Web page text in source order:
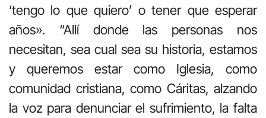
‘tengo lo que quiero’ o tener que esperar
años». “Allí donde las personas nos
necesitan, sea cual sea su historia, estamos
y queremos estar como Iglesia, como
comunidad cristiana, como Cáritas, alzando
la voz para denunciar el sufrimiento, la falta